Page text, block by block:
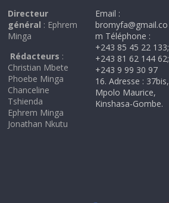
Directeur
général : Ephrem
Minga
Rédacteurs :
Christian Mbete
Phoebe Minga
Chanceline
Tshienda
Ephrem Minga
Jonathan Nkutu
Email :
bromyfa@gmail.co
m Téléphone :
+243 85 45 22 133;
+243 81 62 144 62;
+243 9 99 30 97
16. Adresse : 37bis,
Mpolo Maurice,
Kinshasa-Gombe.